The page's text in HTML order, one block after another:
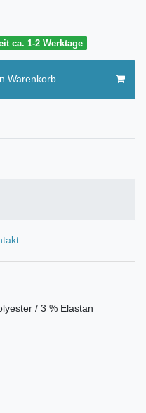
ca. 1-2 Werktage
Warenkorb
/ 3 % Elastan